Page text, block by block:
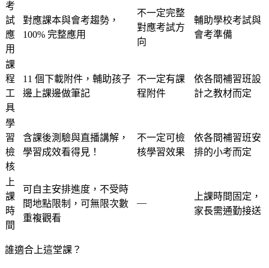
考
試
應
用
對應課本與會考趨勢，
100% 完整應用
不一定完整
對應考試方
向
輔助學校考試與
會考準備
課
程
工
具
11 個下載附件，輔助孩子
邊上課邊做筆記
不一定有課
程附件
依各間補習班設
計之教材而定
學
習
檢
核
含課後測驗與直播講解，
學習成效看得見！
不一定可檢
核學習效果
依各間補習班安
排的小考而定
上
課
時
間
可自主安排進度，不受時
間地點限制，可無限次數
重複觀看
—
上課時間固定，
家長需通勤接送
誰適合上這堂課？